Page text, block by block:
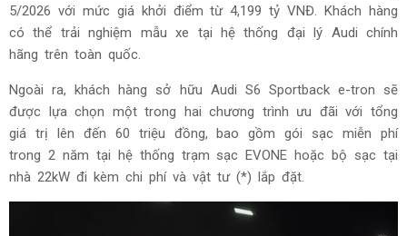
5/2026 với mức giá khởi điểm từ 4,199 tỷ VNĐ. Khách hàng
có thể trải nghiệm mẫu xe tại hệ thống đại lý Audi chính
hãng trên toàn quốc.
Ngoài ra, khách hàng sở hữu Audi S6 Sportback e-tron sẽ
được lựa chọn một trong hai chương trình ưu đãi với tổng
giá trị lên đến 60 triệu đồng, bao gồm gói sạc miễn phí
trong 2 năm tại hệ thống trạm sạc EVONE hoặc bộ sạc tại
nhà 22kW đi kèm chi phí và vật tư (*) lắp đặt.